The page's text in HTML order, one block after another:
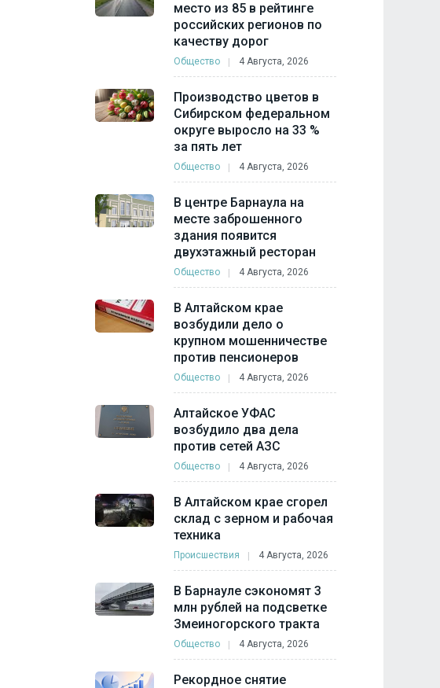
место из 85 в рейтинге
российских регионов по
качеству дорог
Общество 4 Августа, 2026
Производство цветов в
Сибирском федеральном
округе выросло на 33 %
за пять лет
Общество 4 Августа, 2026
В центре Барнаула на
месте заброшенного
здания появится
двухэтажный ресторан
Общество 4 Августа, 2026
В Алтайском крае
возбудили дело о
крупном мошенничестве
против пенсионеров
Общество 4 Августа, 2026
Алтайское УФАС
возбудило два дела
против сетей АЗС
Общество 4 Августа, 2026
В Алтайском крае сгорел
склад с зерном и рабочая
техника
Происшествия 4 Августа, 2026
В Барнауле сэкономят 3
млн рублей на подсветке
Змеиногорского тракта
Общество 4 Августа, 2026
Рекордное снятие